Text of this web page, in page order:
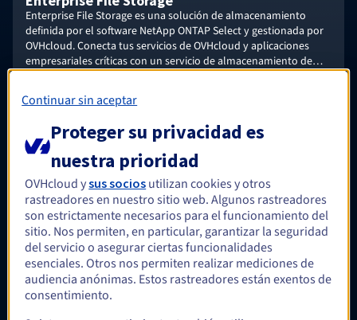
Enterprise File Storage es una solución de almacenamiento
definida por el software NetApp ONTAP Select y gestionada por
OVHcloud. Conecta tus servicios de OVHcloud y aplicaciones
empresariales críticas con un servicio de almacenamiento de
Más información
Opcional
NAS-HA
Disfruta de un servicio de almacenamiento económico basado
en OpenZFS, gestionado por OVHcloud y disponible de forma
inmediata para aplicaciones Windows o Linux/UNIX que
requieren un sistema de archivos compartido.
Más información
Continuar sin aceptar
Proteger su privacidad es
nuestra prioridad
OVHcloud ysus socios utilizan cookies y otros
rastreadores en nuestro sitio web. Algunos rastreadores
son estrictamente necesarios para el funcionamiento del
sitio. Nos permiten, en particular, garantizar la seguridad
del servicio o asegurar ciertas funcionalidades
esenciales. Otros nos permiten realizar mediciones de
audiencia anónimas. Estos rastreadores están exentos de
consentimiento.